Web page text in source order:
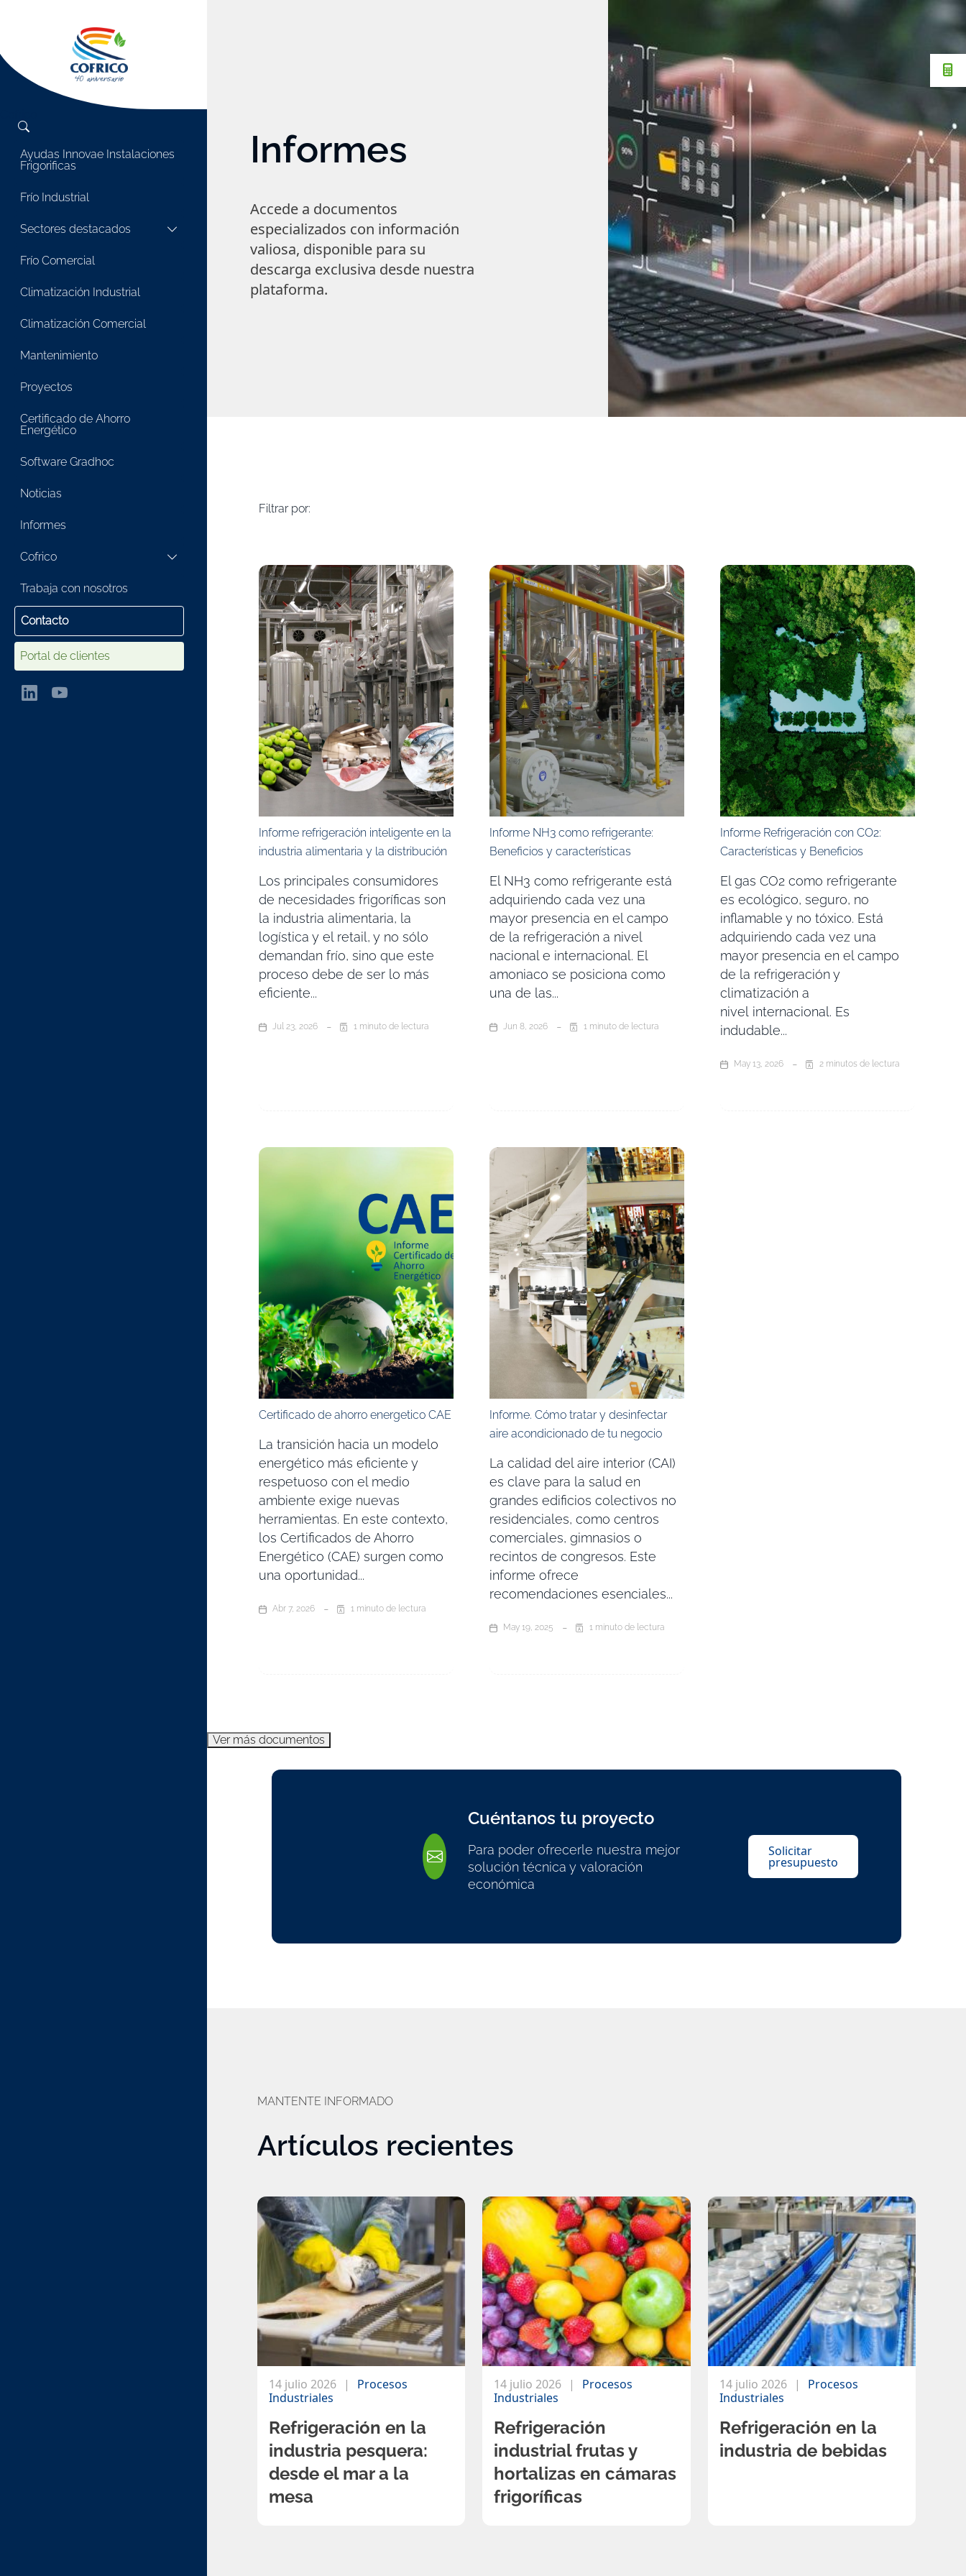
Ayudas Innovae Instalaciones
Frigorificas
Frío Industrial
Sectores destacados
Frío Comercial
Climatización Industrial
Climatización Comercial
Mantenimiento
Proyectos
Certificado de Ahorro
Energético
Software Gradhoc
Noticias
Informes
Cofrico
Trabaja con nosotros
Contacto
Portal de clientes
Informes
Accede a documentos
especializados con información
valiosa, disponible para su
descarga exclusiva desde nuestra
plataforma.
Filtrar por:
Informe refrigeración inteligente en la
industria alimentaria y la distribución
Los principales consumidores
de necesidades frigoríficas son
la industria alimentaria, la
logística y el retail, y no sólo
demandan frío, sino que este
proceso debe de ser lo más
eficiente...
Jul 23, 2026 1 minuto de lectura
Informe NH3 como refrigerante:
Beneficios y características
El NH3 como refrigerante está
adquiriendo cada vez una
mayor presencia en el campo
de la refrigeración a nivel
nacional e internacional. El
amoniaco se posiciona como
una de las...
Jun 8, 2026 1 minuto de lectura
Informe Refrigeración con CO2:
Características y Beneficios
El gas CO2 como refrigerante
es ecológico, seguro, no
inflamable y no tóxico. Está
adquiriendo cada vez una
mayor presencia en el campo
de la refrigeración y
climatización a
nivel internacional. Es
indudable...
May 13, 2026 2 minutos de lectura
Certificado de ahorro energetico CAE
La transición hacia un modelo
energético más eficiente y
respetuoso con el medio
ambiente exige nuevas
herramientas. En este contexto,
los Certificados de Ahorro
Energético (CAE) surgen como
una oportunidad...
Abr 7, 2026 1 minuto de lectura
Informe. Cómo tratar y desinfectar
aire acondicionado de tu negocio
La calidad del aire interior (CAI)
es clave para la salud en
grandes edificios colectivos no
residenciales, como centros
comerciales, gimnasios o
recintos de congresos. Este
informe ofrece
recomendaciones esenciales...
May 19, 2025 1 minuto de lectura
Ver más documentos
Cuéntanos tu proyecto
Para poder ofrecerle nuestra mejor
solución técnica y valoración
económica
Solicitar
presupuesto
MANTENTE INFORMADO
Artículos recientes
14 julio 2026
Procesos
Industriales
Refrigeración en la
industria pesquera:
desde el mar a la
mesa
14 julio 2026
Procesos
Industriales
Refrigeración
industrial frutas y
hortalizas en cámaras
frigoríficas
14 julio 2026
Procesos
Industriales
Refrigeración en la
industria de bebidas